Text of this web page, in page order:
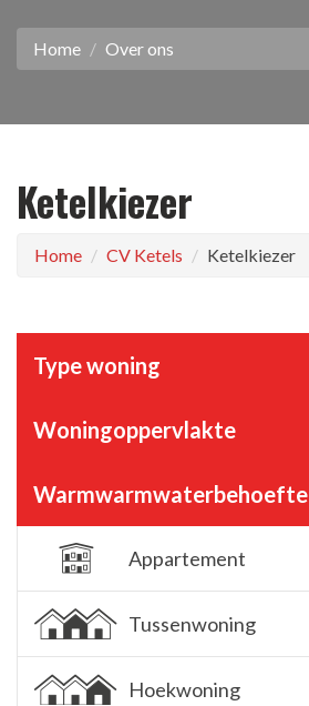
Home Over ons
Ketelkiezer
Home CV Ketels Ketelkiezer
Type woning
Woningoppervlakte
Warmwarmwaterbehoefte
Appartement
Tussenwoning
Hoekwoning